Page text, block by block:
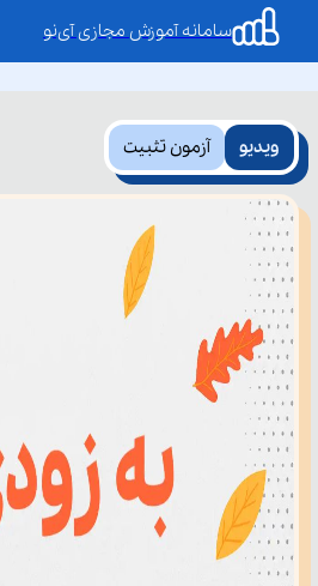
سامانه آموزش مجازی آی‌نو
ویدیو آزمون تثبیت